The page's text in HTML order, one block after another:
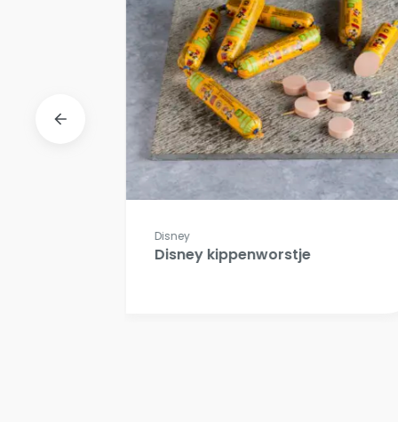
Disney
Disney kippenworstje